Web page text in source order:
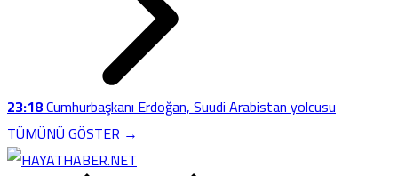
23:18Cumhurbaşkanı Erdoğan, Suudi Arabistan yolcusu
TÜMÜNÜ GÖSTER →